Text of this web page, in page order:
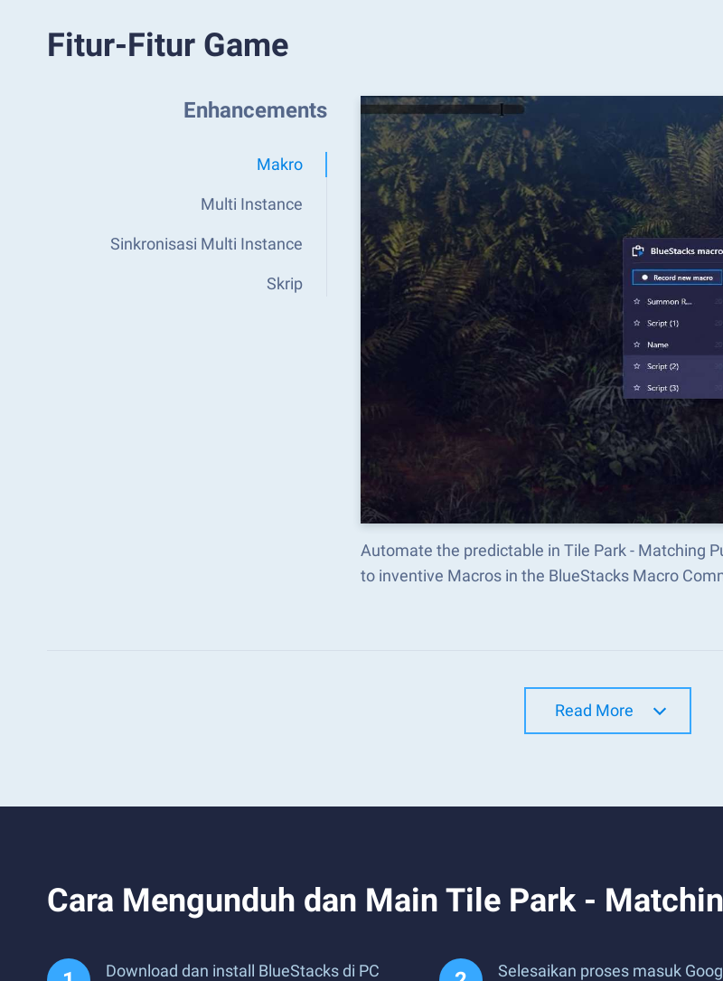
Fitur-Fitur Game
Enhancements
Makro
Multi Instance
Sinkronisasi Multi Instance
Skrip
Automate the predictable in Tile Park - Matching
to inventive Macros in the BlueStacks Macro
Read More
Cara Mengunduh dan Main Tile Park -
Download dan install BlueStacks di PC
Selesaikan proses masuk